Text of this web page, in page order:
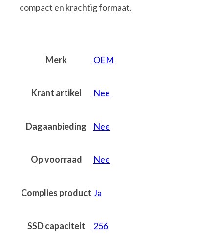
compact en krachtig formaat.
Merk OEM
Krant artikel Nee
Dagaanbieding Nee
Op voorraad Nee
Complies product Ja
SSD capaciteit 256